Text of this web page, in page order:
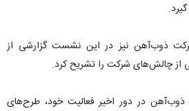
ذوب‌آهن نیز در این نشست گزارشی از
از چالش‌های شرکت را تشریح کرد.
در دور اخیر فعالیت خود، طرح‌های